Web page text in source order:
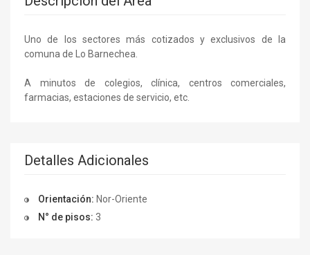
Uno de los sectores más cotizados y exclusivos de la
comuna de Lo Barnechea.
A minutos de colegios, clínica, centros comerciales,
farmacias, estaciones de servicio, etc.
Detalles Adicionales
Orientación: Nor-Oriente
N° de pisos: 3